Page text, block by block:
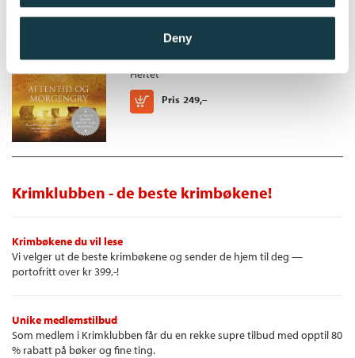
Deny
Aftentid og morgengry
Kingsbridge /
Heftet
Pris 249,–
Kjøp
Krimklubben - de beste krimbøkene!
Krimbøkene du vil lese
Vi velger ut de beste krimbøkene og sender de hjem til deg —
portofritt over kr 399,-!
Unike medlemstilbud
Som medlem i Krimklubben får du en rekke supre tilbud med opptil 80
% rabatt på bøker og fine ting.